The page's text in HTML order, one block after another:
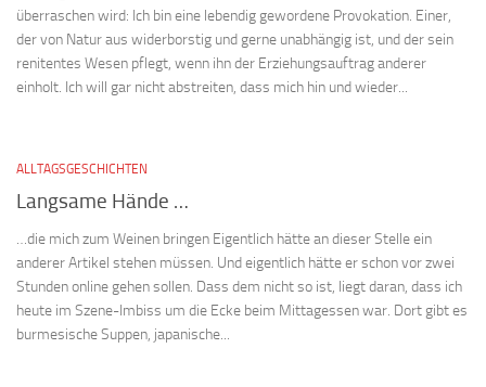
überraschen wird: Ich bin eine lebendig gewordene Provokation. Einer,
der von Natur aus widerborstig und gerne unabhängig ist, und der sein
renitentes Wesen pflegt, wenn ihn der Erziehungsauftrag anderer
einholt. Ich will gar nicht abstreiten, dass mich hin und wieder...
ALLTAGSGESCHICHTEN
Langsame Hände …
…die mich zum Weinen bringen Eigentlich hätte an dieser Stelle ein
anderer Artikel stehen müssen. Und eigentlich hätte er schon vor zwei
Stunden online gehen sollen. Dass dem nicht so ist, liegt daran, dass ich
heute im Szene-Imbiss um die Ecke beim Mittagessen war. Dort gibt es
burmesische Suppen, japanische...